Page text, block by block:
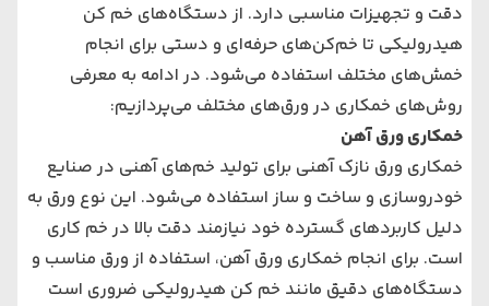
دقت و تجهیزات مناسبی دارد. از دستگاه‌های خم کن
هیدرولیکی تا خم‌کن‌های حرفه‌ای و دستی برای انجام
خمش‌های مختلف استفاده می‌شود. در ادامه به معرفی
روش‌های خمکاری در ورق‌های مختلف می‌پردازیم:
خمکاری ورق آهن
خمکاری ورق نازک آهنی برای تولید خم‌های آهنی در صنایع
خودروسازی و ساخت و ساز استفاده می‌شود. این نوع ورق به
دلیل کاربردهای گسترده خود نیازمند دقت بالا در خم کاری
است. برای انجام خمکاری ورق آهن، استفاده از ورق مناسب و
دستگاه‌های دقیق مانند خم کن هیدرولیکی ضروری است